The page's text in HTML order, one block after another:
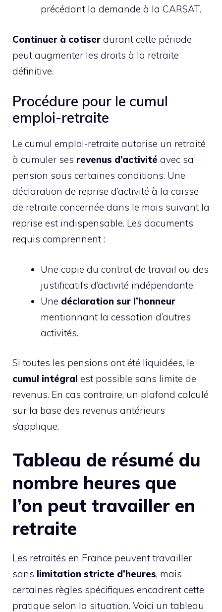
précédant la demande à la CARSAT.
Continuer à cotiser durant cette période
peut augmenter les droits à la retraite
définitive.
Procédure pour le cumul
emploi-retraite
Le cumul emploi-retraite autorise un retraité
à cumuler ses revenus d’activité avec sa
pension sous certaines conditions. Une
déclaration de reprise d’activité à la caisse
de retraite concernée dans le mois suivant la
reprise est indispensable. Les documents
requis comprennent :
Une copie du contrat de travail ou des
justificatifs d’activité indépendante.
Une déclaration sur l’honneur
mentionnant la cessation d’autres
activités.
Si toutes les pensions ont été liquidées, le
cumul intégral est possible sans limite de
revenus. En cas contraire, un plafond calculé
sur la base des revenus antérieurs
s’applique.
Tableau de résumé du
nombre heures que
l’on peut travailler en
retraite
Les retraités en France peuvent travailler
sans limitation stricte d’heures, mais
certaines règles spécifiques encadrent cette
pratique selon la situation. Voici un tableau